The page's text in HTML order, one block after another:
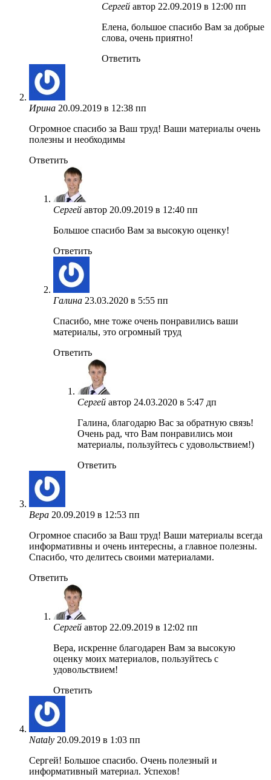
Сергей автор 22.09.2019 в 12:00 пп
Елена, большое спасибо Вам за добрые
слова, очень приятно!
Ответить
Ирина 20.09.2019 в 12:38 пп
Огромное спасибо за Ваш труд! Ваши материалы очень
полезны и необходимы
Ответить
Сергей автор 20.09.2019 в 12:40 пп
Большое спасибо Вам за высокую оценку!
Ответить
Галина 23.03.2020 в 5:55 пп
Спасибо, мне тоже очень понравились ваши
материалы, это огромный труд
Ответить
Сергей автор 24.03.2020 в 5:47 дп
Галина, благодарю Вас за обратную связь!
Очень рад, что Вам понравились мои
материалы, пользуйтесь с удовольствием!)
Ответить
Вера 20.09.2019 в 12:53 пп
Огромное спасибо за Ваш труд! Ваши материалы всегда
информативны и очень интересны, а главное полезны.
Спасибо, что делитесь своими материалами.
Ответить
Сергей автор 22.09.2019 в 12:02 пп
Вера, искренне благодарен Вам за высокую
оценку моих материалов, пользуйтесь с
удовольствием!
Ответить
Nataly 20.09.2019 в 1:03 пп
Сергей! Большое спасибо. Очень полезный и
информативный материал. Успехов!